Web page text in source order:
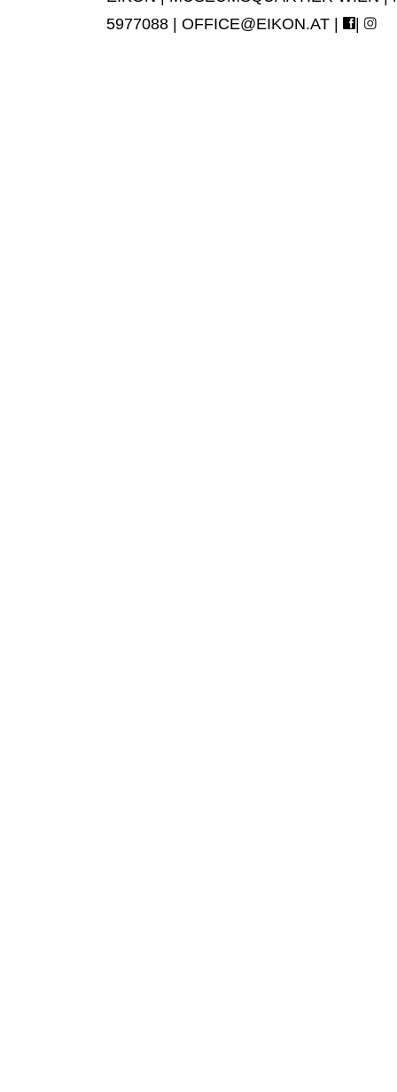
5977088 | OFFICE@EIKON.AT | |